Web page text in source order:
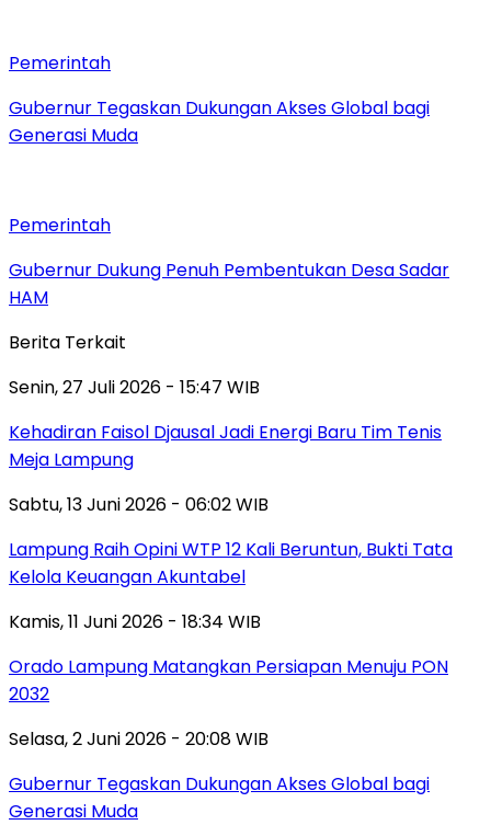
Pemerintah
Gubernur Tegaskan Dukungan Akses Global bagi
Generasi Muda
Pemerintah
Gubernur Dukung Penuh Pembentukan Desa Sadar
HAM
Berita Terkait
Senin, 27 Juli 2026 - 15:47 WIB
Kehadiran Faisol Djausal Jadi Energi Baru Tim Tenis
Meja Lampung
Sabtu, 13 Juni 2026 - 06:02 WIB
Lampung Raih Opini WTP 12 Kali Beruntun, Bukti Tata
Kelola Keuangan Akuntabel
Kamis, 11 Juni 2026 - 18:34 WIB
Orado Lampung Matangkan Persiapan Menuju PON
2032
Selasa, 2 Juni 2026 - 20:08 WIB
Gubernur Tegaskan Dukungan Akses Global bagi
Generasi Muda